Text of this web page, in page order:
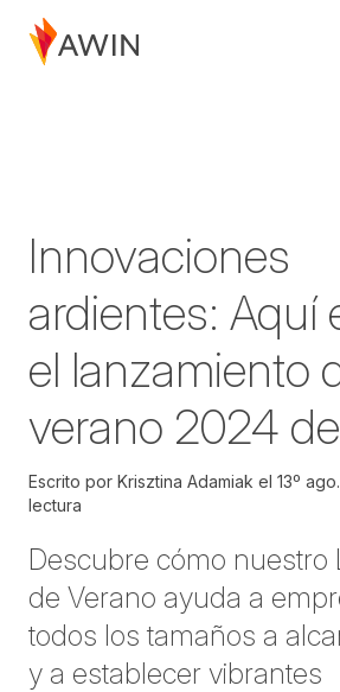
Innovaciones
ardientes: Aquí
el lanzamiento
verano 2024
Escrito por Krisztina Adamiak el 13º
lectura
Descubre cómo nuestro
de Verano ayuda a
todos los tamaños a
y a establecer vibrantes